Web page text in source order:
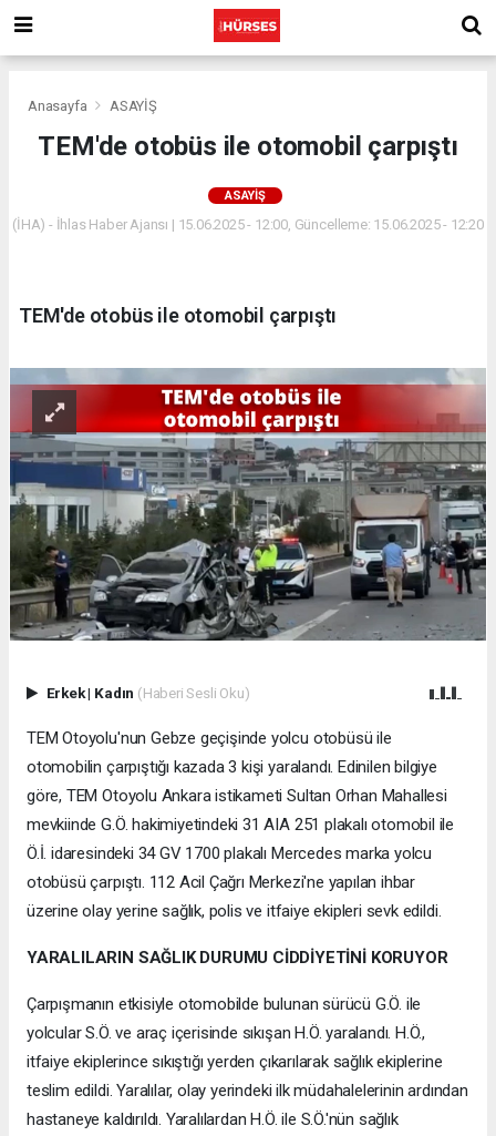
Anasayfa ASAYİŞ
TEM'de otobüs ile otomobil çarpıştı
ASAYİŞ
(İHA) - İhlas Haber Ajansı | 15.06.2025 - 12:00, Güncelleme: 15.06.2025 - 12:20
TEM'de otobüs ile otomobil çarpıştı
Erkek| Kadın (Haberi Sesli Oku)
TEM Otoyolu'nun Gebze geçişinde yolcu otobüsü ile
otomobilin çarpıştığı kazada 3 kişi yaralandı. Edinilen bilgiye
göre, TEM Otoyolu Ankara istikameti Sultan Orhan Mahallesi
mevkiinde G.Ö. hakimiyetindeki 31 AIA 251 plakalı otomobil ile
Ö.İ. idaresindeki 34 GV 1700 plakalı Mercedes marka yolcu
otobüsü çarpıştı. 112 Acil Çağrı Merkezi'ne yapılan ihbar
üzerine olay yerine sağlık, polis ve itfaiye ekipleri sevk edildi.
YARALILARIN SAĞLIK DURUMU CİDDİYETİNİ KORUYOR
Çarpışmanın etkisiyle otomobilde bulunan sürücü G.Ö. ile
yolcular S.Ö. ve araç içerisinde sıkışan H.Ö. yaralandı. H.Ö.,
itfaiye ekiplerince sıkıştığı yerden çıkarılarak sağlık ekiplerine
teslim edildi. Yaralılar, olay yerindeki ilk müdahalelerinin ardından
hastaneye kaldırıldı. Yaralılardan H.Ö. ile S.Ö.'nün sağlık